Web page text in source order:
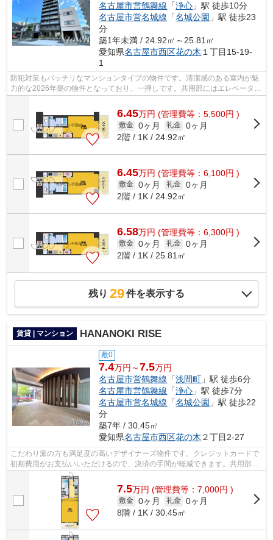
名古屋市営鶴舞線 「浄心 」駅 徒歩10分
名古屋市営名城線 「名城公園 」駅 徒歩23
分
築1年未満 / 24.92㎡～25.81㎡
愛知県名古屋市西区花の木 １丁目15-19-
1
防犯対策もバッチリなマンションタイプの物件です。清潔感のある室内が魅
力的な2026年築の物件となっており、一押しです。共用部にはエレベータ・
6.45万円 (管理費等：5,500円 )
敷金 0ヶ月 礼金 0ヶ月
2階 / 1K / 24.92㎡
6.45万円 (管理費等：6,100円 )
敷金 0ヶ月 礼金 0ヶ月
2階 / 1K / 24.92㎡
6.58万円 (管理費等：6,300円 )
敷金 0ヶ月 礼金 0ヶ月
2階 / 1K / 25.81㎡
残り 29件を表示する
賃貸 | マンション HANANOKI RISE
敷0
7.4万円～7.5万円
名古屋市営鶴舞線 「浅間町 」駅 徒歩6分
名古屋市営鶴舞線 「浄心 」駅 徒歩7分
名古屋市営名城線 「名城公園 」駅 徒歩22
分
築7年 / 30.45㎡
愛知県名古屋市西区花の木 ２丁目2-27
こだわり派の方も満足度の高いデザイナーズ物件です。クレジットカードで
初期費用がお支払いいただけるので、決済の手間が軽減できます。共用部に
はエレベータ・敷地内ごみ置き場など...
7.5万円 (管理費等：7,000円 )
敷金 0ヶ月 礼金 0ヶ月
8階 / 1K / 30.45㎡